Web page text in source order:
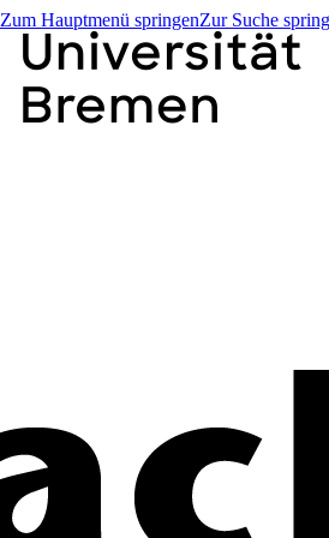
Zum Hauptmenü springenZur Suche